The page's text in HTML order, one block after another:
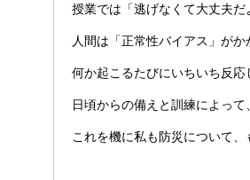
授業では「逃げなくて大丈夫
人間は「正常性バイアス」が
何か起こるたびにいちいち反
日頃からの備えと訓練によって
これを機に私も防災について、